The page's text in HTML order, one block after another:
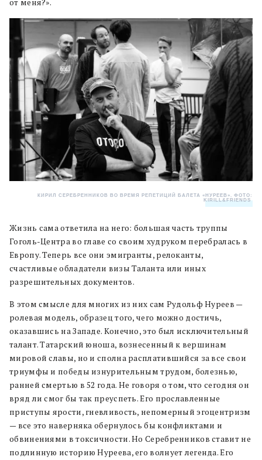
от меня?».
КИРИЛ СЕРЕБРЕННИКОВ ВО ВРЕМЯ РЕПЕТИЦИЙ БАЛЕТА «НУРЕЕВ». ФОТО:
KIRILL&FRIENDS.
Жизнь сама ответила на него: большая часть труппы
Гоголь-Центра во главе со своим худруком перебралась в
Европу. Теперь все они эмигранты, релоканты,
счастливые обладатели визы Таланта или иных
разрешительных документов.
В этом смысле для многих из них сам Рудольф Нуреев —
ролевая модель, образец того, чего можно достичь,
оказавшись на Западе. Конечно, это был исключительный
талант. Татарский юноша, вознесенный к вершинам
мировой славы, но и сполна расплатившийся за все свои
триумфы и победы изнурительным трудом, болезнью,
ранней смертью в 52 года. Не говоря о том, что сегодня он
вряд ли смог бы так преуспеть. Его прославленные
приступы ярости, гневливость, непомерный эгоцентризм
— все это наверняка обернулось бы конфликтами и
обвинениями в токсичности. Но Серебренников ставит не
подлинную историю Нуреева, его волнует легенда. Его